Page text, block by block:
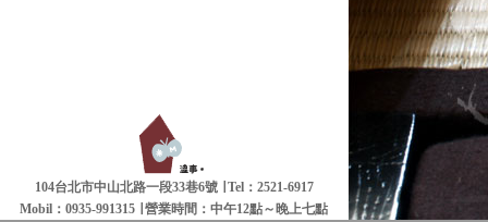
104台北市中山北路一段33巷6號 ∣ Tel：2521-6917
Mobil：0935-991315 ∣
營業時間：中午12點～晚上七點